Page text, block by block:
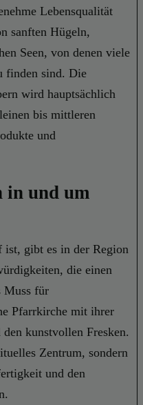
Lebensqualität
sanften Hügeln,
Seen, von denen viele
finden sind. Die
wird hauptsächlich
bis mittleren
und
in und um
gibt es in der Region
die einen
Muss für
Pfarrkirche mit ihrer
kunstvollen Fresken.
Zentrum, sondern
und den